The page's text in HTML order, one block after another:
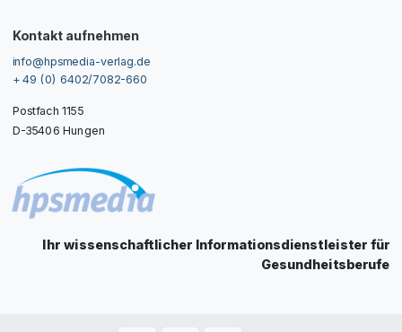
Kontakt aufnehmen
info@hpsmedia-verlag.de
+ 49 (0) 6402/7082-660
Postfach 1155
D-35406 Hungen
Ihr wissenschaftlicher Informationsdienstleister für
Gesundheitsberufe